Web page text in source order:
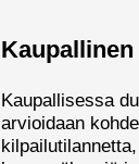
Kaupallisessa
arvioidaan